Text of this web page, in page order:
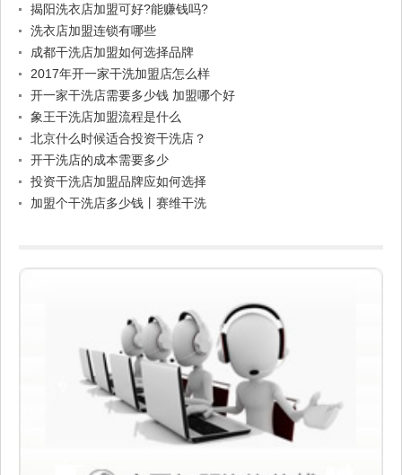
揭阳洗衣店加盟可好?能赚钱吗?
洗衣店加盟连锁有哪些
成都干洗店加盟如何选择品牌
2017年开一家干洗加盟店怎么样
开一家干洗店需要多少钱 加盟哪个好
象王干洗店加盟流程是什么
北京什么时候适合投资干洗店？
开干洗店的成本需要多少
投资干洗店加盟品牌应如何选择
加盟个干洗店多少钱丨赛维干洗